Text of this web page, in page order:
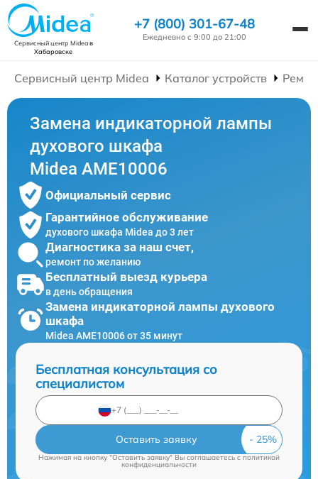
Сервисный центр Mideaв
Хабаровске
+7 (800) 301-67-48
Ежедневно с 9:00 до 21:00
Сервисный центр Midea Каталог устройств
Замена индикаторной лампы
духового шкафа
Midea AME10006
Официальный сервис
Гарантийное обслуживание
духового шкафа Midea до 3 лет
Диагностика за наш счет,
ремонт по желанию
Бесплатный выезд курьера
в день обращения
Замена индикаторной лампы духового
шкафа
Midea AME10006 от 35 минут
Бесплатная консультация со
специалистом
Оставить заявку
Нажимая на кнопку "Оставить заявку" Вы соглашаетесь cполитикой
конфиденциальности